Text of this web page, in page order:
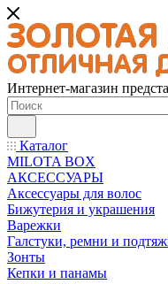
Интернет-магазин
Каталог
MILOTA BOX
АКСЕССУАРЫ
Аксессуары для волос
Бижутерия и украшения
Варежки
Галстуки, ремни и
Зонты
Кепки и панамы